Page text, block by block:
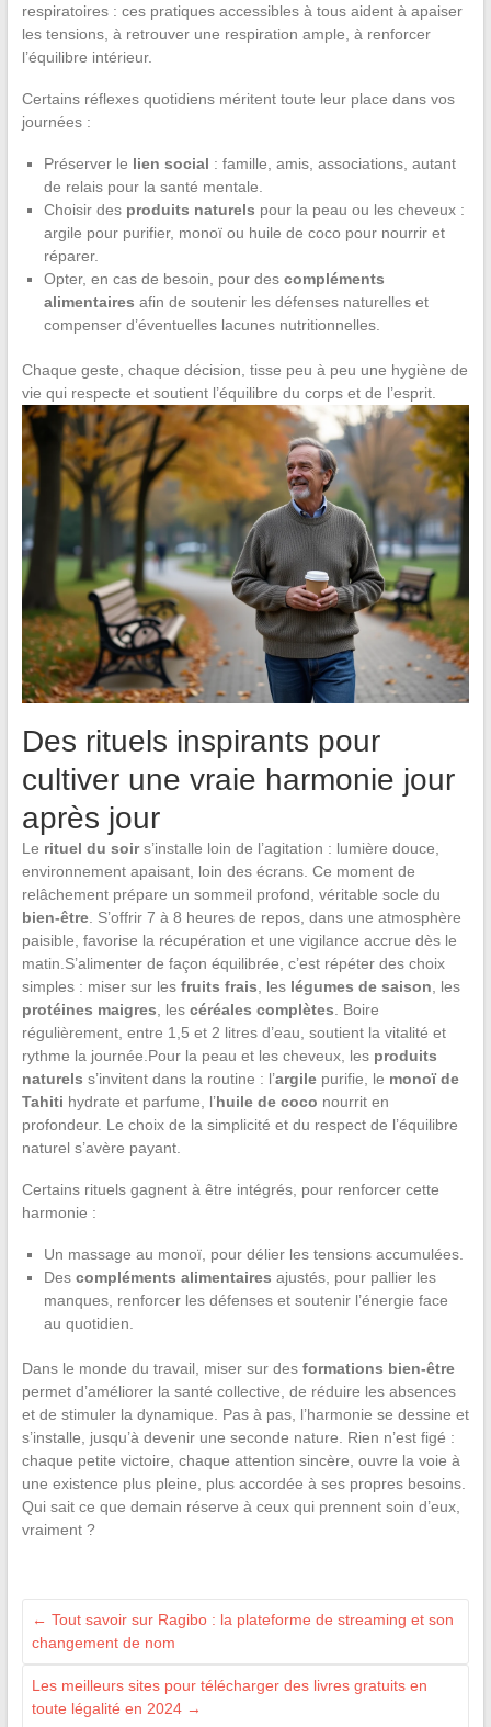
respiratoires : ces pratiques accessibles à tous aident à apaiser
les tensions, à retrouver une respiration ample, à renforcer
l’équilibre intérieur.
Certains réflexes quotidiens méritent toute leur place dans vos
journées :
Préserver le lien social : famille, amis, associations, autant
de relais pour la santé mentale.
Choisir des produits naturels pour la peau ou les cheveux :
argile pour purifier, monoï ou huile de coco pour nourrir et
réparer.
Opter, en cas de besoin, pour des compléments
alimentaires afin de soutenir les défenses naturelles et
compenser d’éventuelles lacunes nutritionnelles.
Chaque geste, chaque décision, tisse peu à peu une hygiène de
vie qui respecte et soutient l’équilibre du corps et de l’esprit.
Des rituels inspirants pour
cultiver une vraie harmonie jour
après jour
Le rituel du soirs’installe loin de l’agitation : lumière douce,
environnement apaisant, loin des écrans. Ce moment de
relâchement prépare un sommeil profond, véritable socle du
bien-être. S’offrir 7 à 8 heures de repos, dans une atmosphère
paisible, favorise la récupération et une vigilance accrue dès le
matin.S’alimenter de façon équilibrée, c’est répéter des choix
simples : miser sur les fruits frais , les légumes de saison , les
protéines maigres , les céréales complètes . Boire
régulièrement, entre 1,5 et 2 litres d’eau, soutient la vitalité et
rythme la journée.Pour la peau et les cheveux, les produits
naturels s’invitent dans la routine : l’argilepurifie, le monoï de
Tahiti hydrate et parfume, l’huile de coco nourrit en
profondeur. Le choix de la simplicité et du respect de l’équilibre
naturel s’avère payant.
Certains rituels gagnent à être intégrés, pour renforcer cette
harmonie :
Un massage au monoï, pour délier les tensions accumulées.
Des compléments alimentaires ajustés, pour pallier les
manques, renforcer les défenses et soutenir l’énergie face
au quotidien.
Dans le monde du travail, miser sur des formations bien-être
permet d’améliorer la santé collective, de réduire les absences
et de stimuler la dynamique. Pas à pas, l’harmonie se dessine et
s’installe, jusqu’à devenir une seconde nature. Rien n’est figé :
chaque petite victoire, chaque attention sincère, ouvre la voie à
une existence plus pleine, plus accordée à ses propres besoins.
Qui sait ce que demain réserve à ceux qui prennent soin d’eux,
vraiment ?
← Tout savoir sur Ragibo : la plateforme de streaming et son
changement de nom
Les meilleurs sites pour télécharger des livres gratuits en
toute légalité en 2024 →